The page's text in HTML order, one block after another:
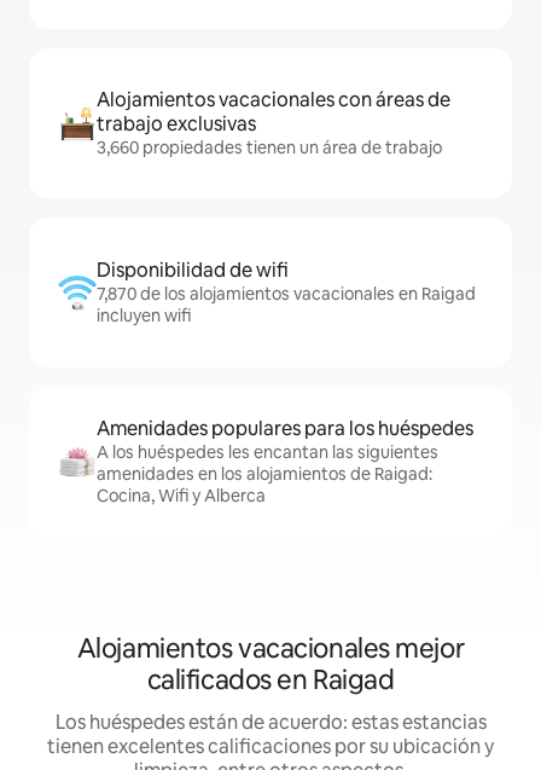
Alojamientos vacacionales con áreas de
trabajo exclusivas
3,660 propiedades tienen un área de trabajo
Disponibilidad de wifi
7,870 de los alojamientos vacacionales en Raigad
incluyen wifi
Amenidades populares para los huéspedes
A los huéspedes les encantan las siguientes
amenidades en los alojamientos de Raigad:
Cocina, Wifi y Alberca
Alojamientos vacacionales mejor
calificados en Raigad
Los huéspedes están de acuerdo: estas estancias
tienen excelentes calificaciones por su ubicación y